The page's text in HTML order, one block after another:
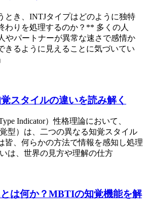
とき、INTJタイプはどのように独特
わりを処理するのか？** 多くの人
やパートナーが異常な速さで感情か
きるように見えることに気づいてい
スタイルの違いを読み解く
Indicator）性格理論において、
型）は、二つの異なる知覚スタイル
皆、何らかの方法で情報を感知し処理
は、世界の見方や理解の仕方
は何か？MBTIの知覚機能を解